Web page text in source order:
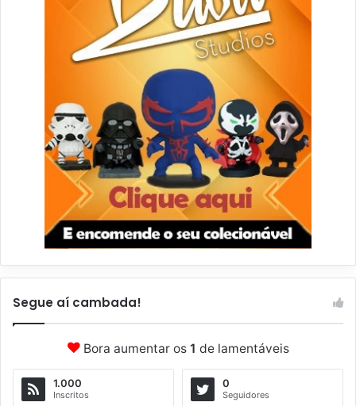
Segue aí cambada!
Bora aumentar os 1 de lamentáveis
1.000
Inscritos
0
Seguidores